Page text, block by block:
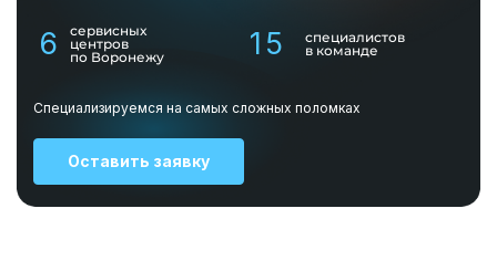
6
сервисных
центров
по Воронежу
15
специалистов
в команде
Специализируемся на самых сложных поломках
Оставить заявку